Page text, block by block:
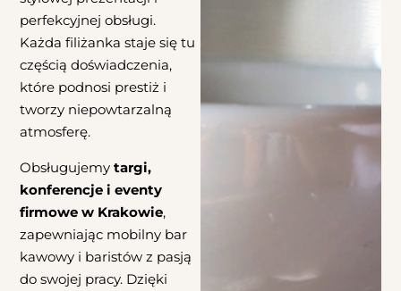
perfekcyjnej obsługi.
Każda filiżanka staje się tu
częścią doświadczenia,
które podnosi prestiż i
tworzy niepowtarzalną
atmosferę.
Obsługujemytargi,
konferencje i eventy
firmowe w Krakowie,
zapewniając mobilny bar
kawowy i baristów z pasją
do swojej pracy. Dzięki